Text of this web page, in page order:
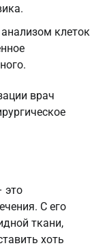
клеток
врач
это
С его
ткани,
хоть